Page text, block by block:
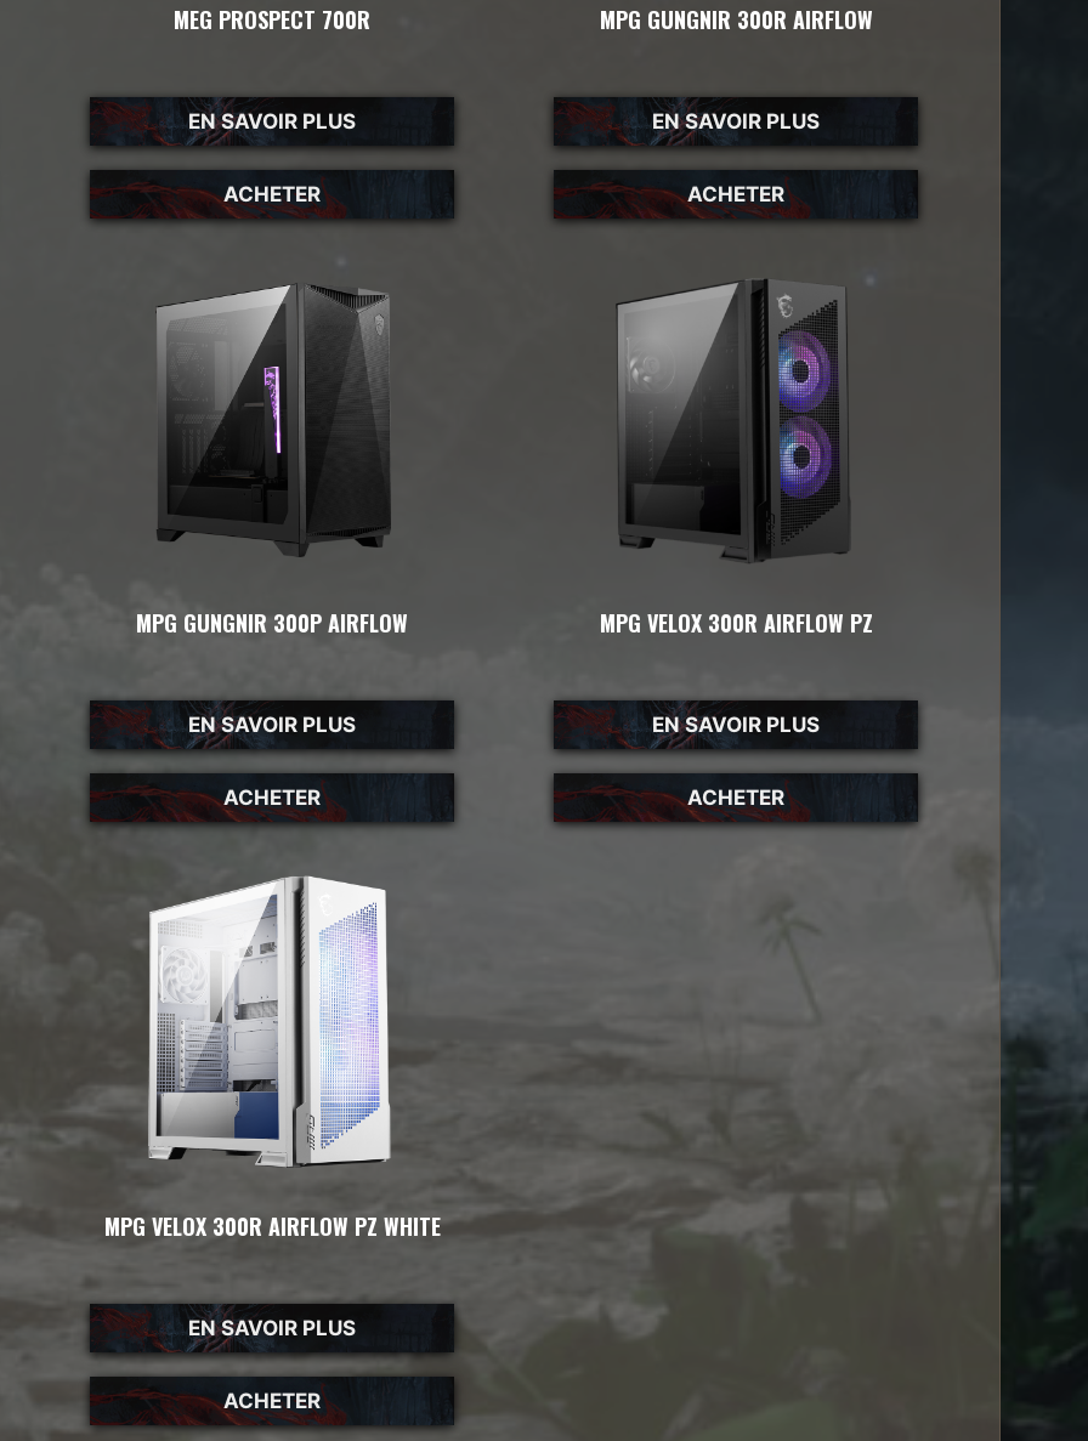
MEG PROSPECT 700R
EN SAVOIR PLUS
ACHETER
MPG GUNGNIR 300R AIRFLOW
EN SAVOIR PLUS
ACHETER
MPG GUNGNIR 300P AIRFLOW
EN SAVOIR PLUS
ACHETER
MPG VELOX 300R AIRFLOW PZ
EN SAVOIR PLUS
ACHETER
MPG VELOX 300R AIRFLOW PZ WHITE
EN SAVOIR PLUS
ACHETER